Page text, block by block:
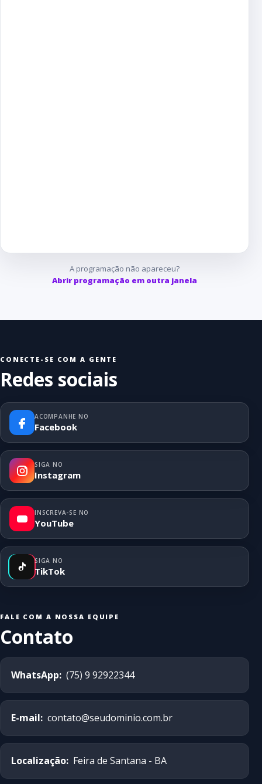
A programação não apareceu?
Abrir programação em outra janela
CONECTE-SE COM A GENTE
Redes sociais
ACOMPANHE NO
Facebook
SIGA NO
Instagram
INSCREVA-SE NO
YouTube
SIGA NO
TikTok
FALE COM A NOSSA EQUIPE
Contato
WhatsApp: (75) 9 92922344
E-mail: contato@seudominio.com.br
Localização: Feira de Santana - BA